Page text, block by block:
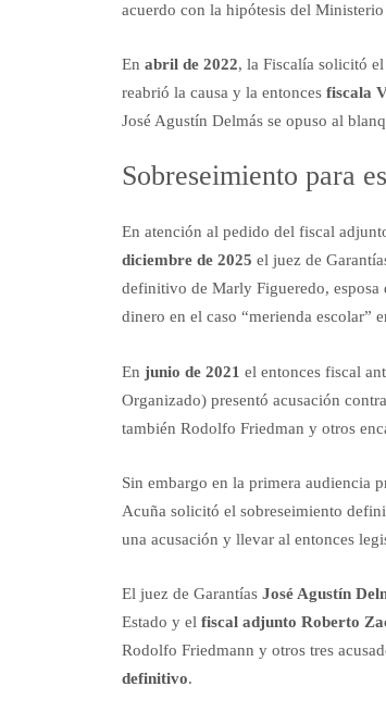
acuerdo con la hipótesis del
En abril de 2022, la Fiscalía solicitó
reabrió la causa y la entonces fiscala
José Agustín Delmás se opuso al
Sobreseimiento para
En atención al pedido del fiscal
diciembre de 2025 el juez de
definitivo de Marly Figueredo,
dinero en el caso “merienda escolar”
En junio de 2021 el entonces fiscal
Organizado) presentó acusación
también Rodolfo Friedman y otros
Sin embargo en la primera audiencia
Acuña solicitó el sobreseimiento
una acusación y llevar al entonces
El juez de Garantías José Agustín
Estado y el fiscal adjunto Roberto
Rodolfo Friedmann y otros tres
definitivo.